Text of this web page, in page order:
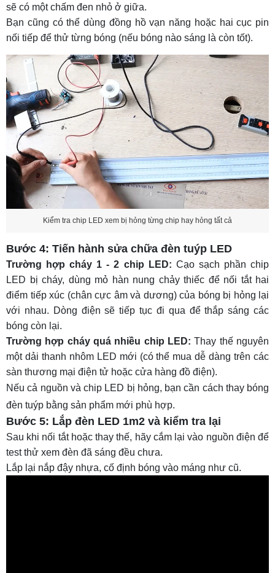
sẽ có một chấm đen nhỏ ở giữa.
Bạn cũng có thể dùng đồng hồ vạn năng hoặc hai cục pin
nối tiếp để thử từng bóng (nếu bóng nào sáng là còn tốt).
Kiểm tra chip LED xem bị hỏng từng chip hay hỏng tất cả
Bước 4: Tiến hành sửa chữa đèn tuýp LED
Trường hợp cháy 1 - 2 chip LED: Cạo sạch phần chip
LED bị cháy, dùng mỏ hàn nung chảy thiếc để nối tắt hai
điểm tiếp xúc (chân cực âm và dương) của bóng bị hỏng lại
với nhau. Dòng điện sẽ tiếp tục đi qua để thắp sáng các
bóng còn lại.
Trường hợp cháy quá nhiều chip LED: Thay thế nguyên
một dải thanh nhôm LED mới (có thể mua dễ dàng trên các
sàn thương mại điện tử hoặc cửa hàng đồ điện).
Nếu cả nguồn và chip LED bị hỏng, bạn cần cách thay bóng
đèn tuýp bằng sản phẩm mới phù hợp.
Bước 5: Lắp đèn LED 1m2 và kiểm tra lại
Sau khi nối tắt hoặc thay thế, hãy cắm lại vào nguồn điện để
test thử xem đèn đã sáng đều chưa.
Lắp lại nắp đậy nhựa, cố định bóng vào máng như cũ.